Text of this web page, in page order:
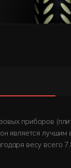
приборов
является
весу всего